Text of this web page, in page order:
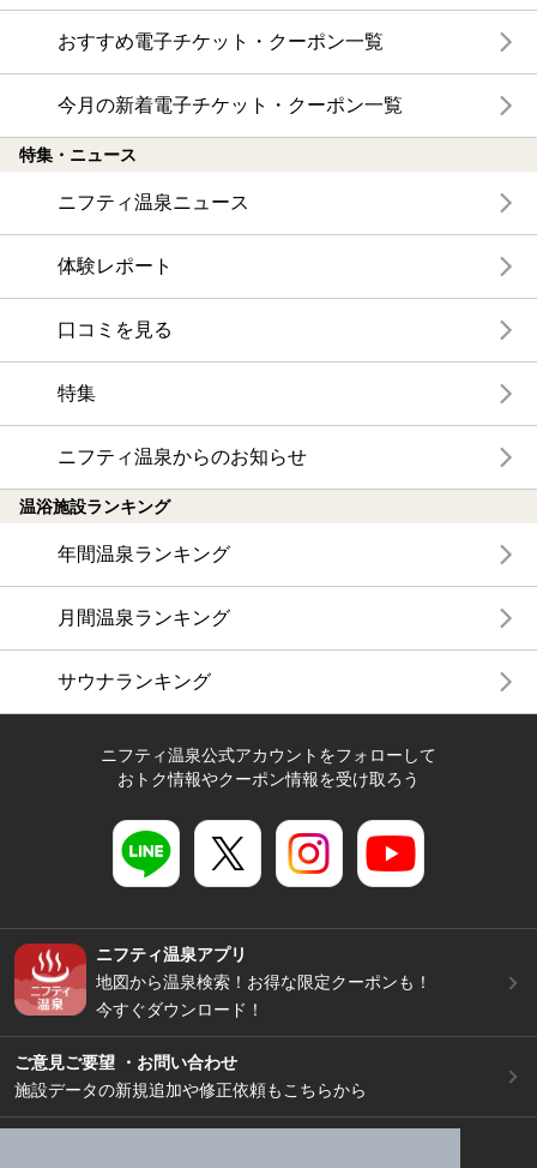
おすすめ電子チケット・クーポン一覧
今月の新着電子チケット・クーポン一覧
特集・ニュース
ニフティ温泉ニュース
体験レポート
口コミを見る
特集
ニフティ温泉からのお知らせ
温浴施設ランキング
年間温泉ランキング
月間温泉ランキング
サウナランキング
ニフティ温泉公式アカウントをフォローして
おトク情報やクーポン情報を受け取ろう
ニフティ温泉アプリ
地図から温泉検索！お得な限定クーポンも！
今すぐダウンロード！
ご意見ご要望 ・お問い合わせ
施設データの新規追加や修正依頼もこちらから